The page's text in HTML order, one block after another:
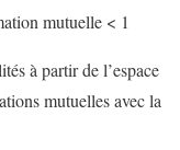
mutuelle < 1
à partir de l’espace
mutuelles avec la